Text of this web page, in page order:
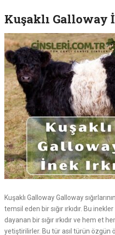
Kuşaklı Galloway
Kuşaklı Galloway Galloway
temsil eden bir sığır ırkıdır. Bu
dayanan bir sığır ırkıdır ve hem et
yetiştirilirler. Bu tür asıl türün özgün